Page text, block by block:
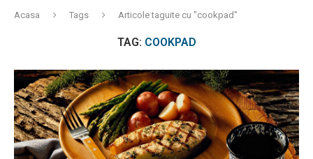
Acasa Tags Articole taguite cu "cookpad"
TAG: COOKPAD